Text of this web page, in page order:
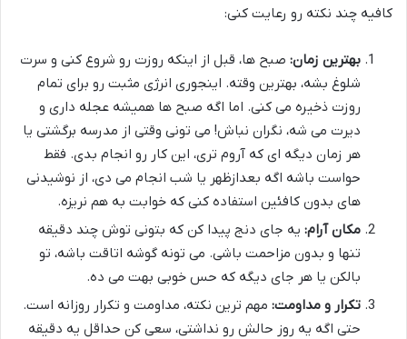
کافیه چند نکته رو رعایت کنی:
بهترین زمان: صبح ها، قبل از اینکه روزت رو شروع کنی و سرت
شلوغ بشه، بهترین وقته. اینجوری انرژی مثبت رو برای تمام
روزت ذخیره می کنی. اما اگه صبح ها همیشه عجله داری و
دیرت می شه، نگران نباش! می تونی وقتی از مدرسه برگشتی یا
هر زمان دیگه ای که آروم تری، این کار رو انجام بدی. فقط
حواست باشه اگه بعدازظهر یا شب انجام می دی، از نوشیدنی
های بدون کافئین استفاده کنی که خوابت به هم نریزه.
مکان آرام: یه جای دنج پیدا کن که بتونی توش چند دقیقه
تنها و بدون مزاحمت باشی. می تونه گوشه اتاقت باشه، تو
بالکن یا هر جای دیگه که حس خوبی بهت می ده.
تکرار و مداومت: مهم ترین نکته، مداومت و تکرار روزانه است.
حتی اگه یه روز حالش رو نداشتی، سعی کن حداقل یه دقیقه